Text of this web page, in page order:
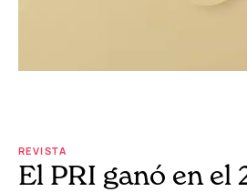
REVISTA
El PRI ganó en el